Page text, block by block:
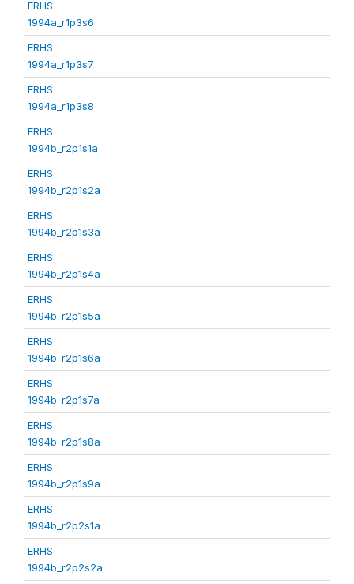
ERHS
1994a_r1p3s6
ERHS
1994a_r1p3s7
ERHS
1994a_r1p3s8
ERHS
1994b_r2p1s1a
ERHS
1994b_r2p1s2a
ERHS
1994b_r2p1s3a
ERHS
1994b_r2p1s4a
ERHS
1994b_r2p1s5a
ERHS
1994b_r2p1s6a
ERHS
1994b_r2p1s7a
ERHS
1994b_r2p1s8a
ERHS
1994b_r2p1s9a
ERHS
1994b_r2p2s1a
ERHS
1994b_r2p2s2a